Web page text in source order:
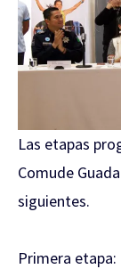
Las etapas
Comude
siguientes.
Primera